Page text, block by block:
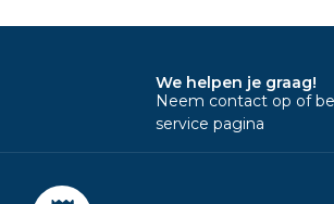
We helpen je graag!
Neem contact op of
service pagina